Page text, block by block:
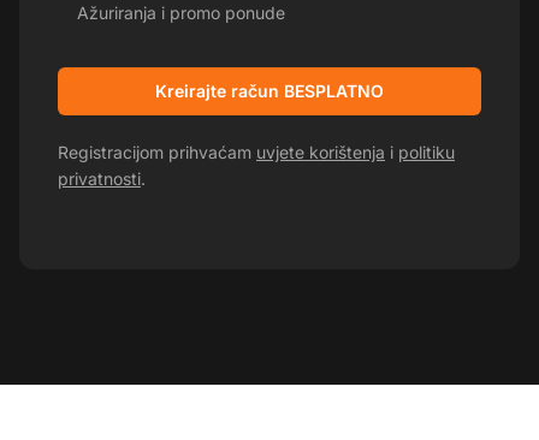
Ažuriranja i promo ponude
Kreirajte račun BESPLATNO
Registracijom prihvaćam uvjete korištenja i politiku
privatnosti.